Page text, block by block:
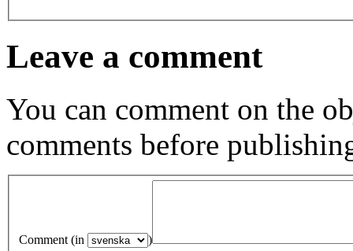
Leave a comment
You can comment on the
comments before
Comment (in )